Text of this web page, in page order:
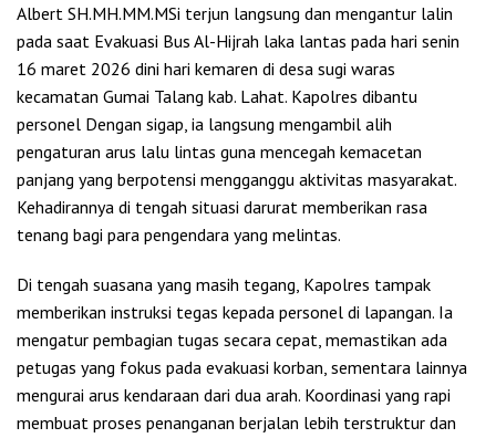
Albert SH.MH.MM.MSi terjun langsung dan mengantur lalin
pada saat Evakuasi Bus Al-Hijrah laka lantas pada hari senin
16 maret 2026 dini hari kemaren di desa sugi waras
kecamatan Gumai Talang kab. Lahat. Kapolres dibantu
personel Dengan sigap, ia langsung mengambil alih
pengaturan arus lalu lintas guna mencegah kemacetan
panjang yang berpotensi mengganggu aktivitas masyarakat.
Kehadirannya di tengah situasi darurat memberikan rasa
tenang bagi para pengendara yang melintas.
Di tengah suasana yang masih tegang, Kapolres tampak
memberikan instruksi tegas kepada personel di lapangan. Ia
mengatur pembagian tugas secara cepat, memastikan ada
petugas yang fokus pada evakuasi korban, sementara lainnya
mengurai arus kendaraan dari dua arah. Koordinasi yang rapi
membuat proses penanganan berjalan lebih terstruktur dan